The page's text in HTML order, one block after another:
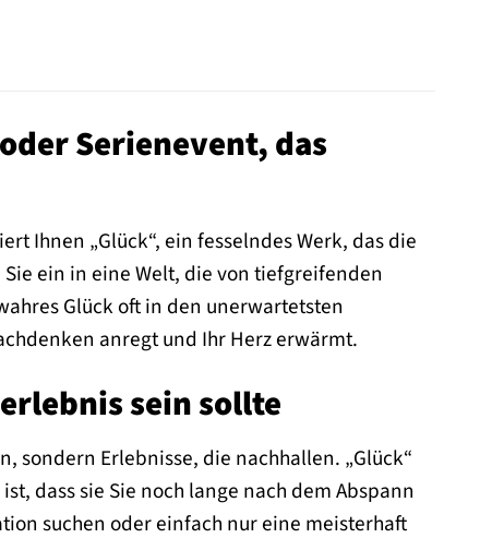
Serienevent, das
Ihnen „Glück“, ein fesselndes Werk, das die
ein in eine Welt, die von tiefgreifenden
Glück oft in den unerwartetsten
anregt und Ihr Herz erwärmt.
sein sollte
sondern Erlebnisse, die nachhallen. „Glück“
dass sie Sie noch lange nach dem Abspann
suchen oder einfach nur eine meisterhaft